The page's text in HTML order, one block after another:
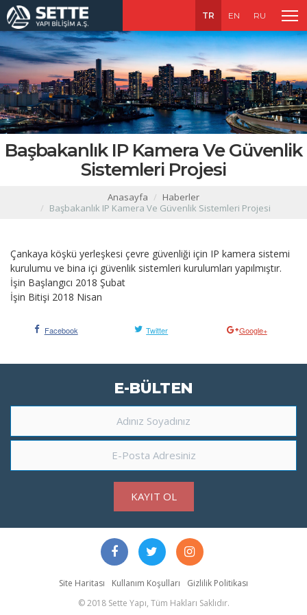
TR EN RU
Başbakanlık IP Kamera Ve Güvenlik
Sistemleri Projesi
Anasayfa
Haberler
Başbakanlık IP Kamera Ve Güvenlik Sistemleri Projesi
Çankaya köşkü yerleşkesi çevre güvenliği için IP kamera sistemi
kurulumu ve bina içi güvenlik sistemleri kurulumları yapılmıştır.
İşin Başlangıcı 2018 Şubat
İşin Bitişi 2018 Nisan
Facebook Twitter Google+
E-BÜLTEN
KAYIT OL
© 2018 Sette Yapı, Tüm Hakları Saklıdır.
Site Haritası Kullanım Koşulları Gizlilik Politikası